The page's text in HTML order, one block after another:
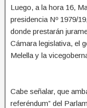
Luego, a la hora 16,
presidencia Nº 1979/
donde prestarán
Cámara legislativa, el
Melella y la
Cabe señalar, que
referéndum” del